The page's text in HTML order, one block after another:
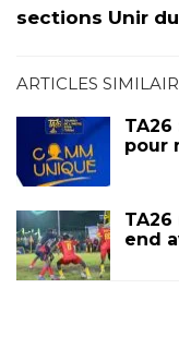
sections Unir
ARTICLES
pour
end